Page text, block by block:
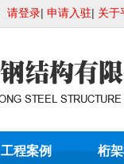
请登录| 申请入驻| 关于
工程案例 桁